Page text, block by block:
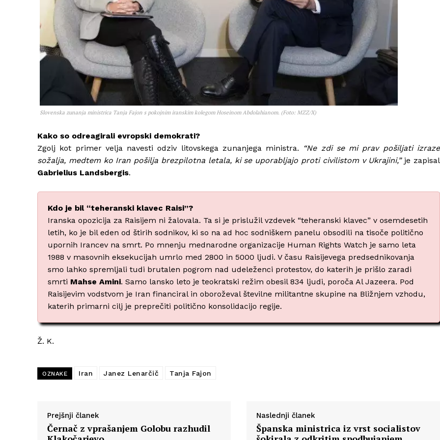
Slovenska zunanja ministrica Tanja Fajon s pokojnim iranskim kolegom Hoseinom Abdolahianom. (Foto: MZZ/X)
Kako so odreagirali evropski demokrati?
Zgolj kot primer velja navesti odziv litovskega zunanjega ministra.
“Ne zdi se mi prav pošiljati izraze
sožalja, medtem ko Iran pošilja brezpilotna letala, ki se uporabljajo proti civilistom v Ukrajini,”je zapisal
Gabrielius Landsbergis.
Kdo je bil “teheranski klavec Raisi”?
Iranska opozicija za Raisijem ni žalovala. Ta si je prislužil vzdevek “teheranski klavec” v osemdesetih
letih, ko je bil eden od štirih sodnikov, ki so na ad hoc sodniškem panelu obsodili na tisoče politično
upornih Irancev na smrt. Po mnenju mednarodne organizacije Human Rights Watch je samo leta
1988 v masovnih eksekucijah umrlo med 2800 in 5000 ljudi. V času Raisijevega predsednikovanja
smo lahko spremljali tudi brutalen pogrom nad udeleženci protestov, do katerih je prišlo zaradi
smrti Mahse Amini. Samo lansko leto je teokratski režim obesil 834 ljudi, poroča Al Jazeera. Pod
Raisijevim vodstvom je Iran financiral in oboroževal številne militantne skupine na Bližnjem vzhodu,
katerih primarni cilj je preprečiti politično konsolidacijo regije.
Ž. K.
OZNAKE Iran Janez Lenarčič Tanja Fajon
Prejšnji članek
Černač z vprašanjem Golobu razhudil
Naslednji članek
Španska ministrica iz vrst socialistov